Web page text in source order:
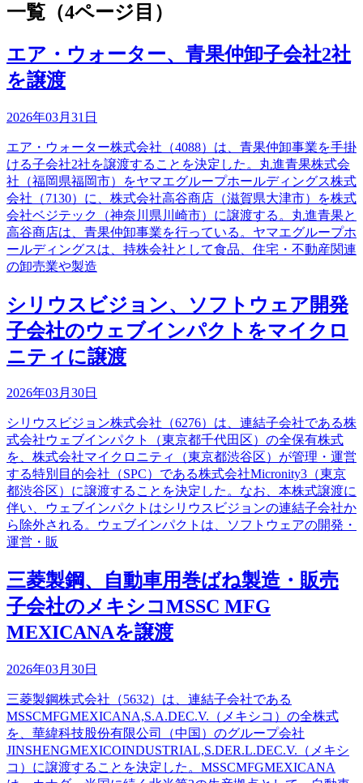
一覧（4ページ目）
エア・ウォーター、青果仲卸子会社2社
を譲渡
2026年03月31日
エア・ウォーター株式会社（4088）は、青果仲卸事業を手掛
ける子会社2社を譲渡することを決定した。丸進青果株式会
社（福岡県福岡市）をヤマエグループホールディングス株式
会社（7130）に、株式会社高谷商店（滋賀県大津市）を株式
会社ベジテック（神奈川県川崎市）に譲渡する。丸進青果と
高谷商店は、青果仲卸事業を行っている。ヤマエグループホ
ールディングスは、持株会社として食品、住宅・不動産関連
の卸売業や製造
シリウスビジョン、ソフトウェア開発
子会社のウェブインパクトをマイクロ
ニティに譲渡
2026年03月30日
シリウスビジョン株式会社（6276）は、連結子会社である株
式会社ウェブインパクト（東京都千代田区）の全保有株式
を、株式会社マイクロニティ（東京都渋谷区）が管理・運営
する特別目的会社（SPC）である株式会社Micronity3（東京
都渋谷区）に譲渡することを決定した。なお、本株式譲渡に
伴い、ウェブインパクトはシリウスビジョンの連結子会社か
ら除外される。ウェブインパクトは、ソフトウェアの開発・
運営・販
三菱製鋼、自動車用巻ばね製造・販売
子会社のメキシコMSSC MFG
MEXICANAを譲渡
2026年03月30日
三菱製鋼株式会社（5632）は、連結子会社である
MSSCMFGMEXICANA,S.A.DEC.V.（メキシコ）の全株式
を、華緯科技股份有限公司（中国）のグループ会社
JINSHENGMEXICOINDUSTRIAL,S.DER.L.DEC.V.（メキシ
コ）に譲渡することを決定した。MSSCMFGMEXICANA